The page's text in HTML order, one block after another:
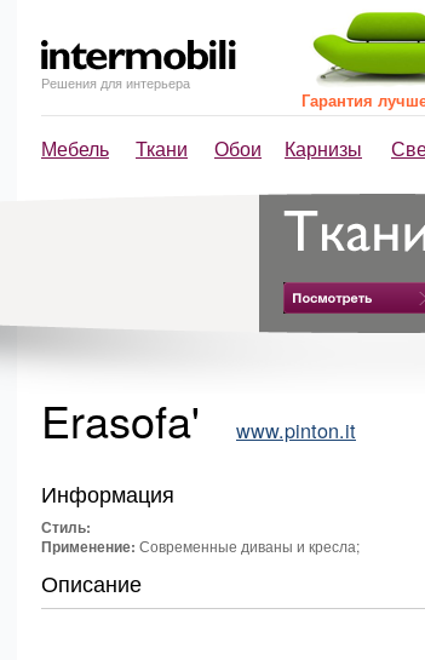
Решения для интерьера
Мебель Ткани Обои Карнизы
Гарантия
Erasofa' www.pinton.it
Информация
Стиль:
Применение: Современные диваны и кресла;
Описание